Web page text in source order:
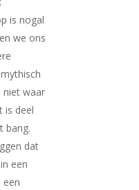
is nogal
we ons
niet waar
is deel
bang.
dat
een
een